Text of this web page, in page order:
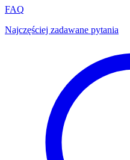
FAQ
Najczęściej zadawane pytania